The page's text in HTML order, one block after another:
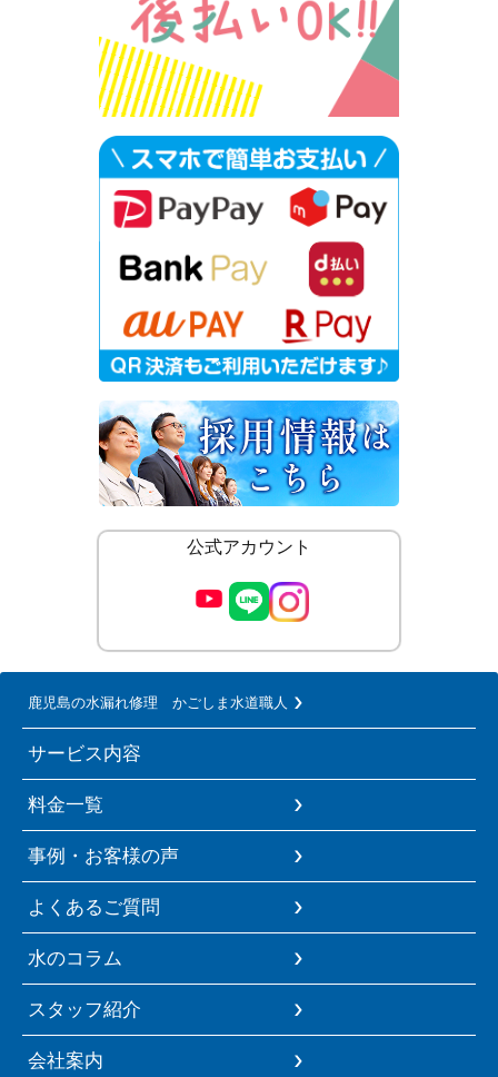
公式アカウント
鹿児島の水漏れ修理 かごしま水道職人
サービス内容
料金一覧
事例・お客様の声
よくあるご質問
水のコラム
スタッフ紹介
会社案内